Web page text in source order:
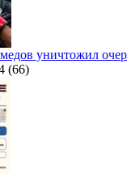
уничтожил
(66)